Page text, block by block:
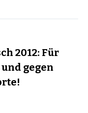
2012: Für
gegen